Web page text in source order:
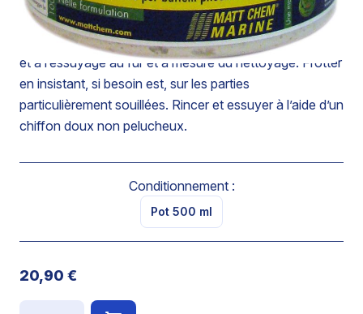
Appliquer à l’aide d’une éponge à grattage souple.
Travailler par petites surfaces en procédant au rinçage
et à l’essuyage au fur et à mesure du nettoyage. Frotter
en insistant, si besoin est, sur les parties
particulièrement souillées. Rincer et essuyer à l’aide d’un
chiffon doux non pelucheux.
Conditionnement :
Pot 500 ml
20,90 €